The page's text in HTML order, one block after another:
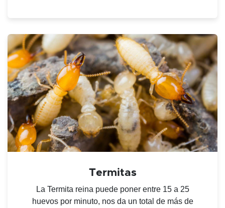
Termitas
La Termita reina puede poner entre 15 a 25
huevos por minuto, nos da un total de más de